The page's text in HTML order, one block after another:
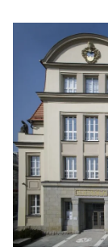
Seite
notwendig
sind
(funktionale
Cookies),
sowie
solche,
die
lediglich
zu